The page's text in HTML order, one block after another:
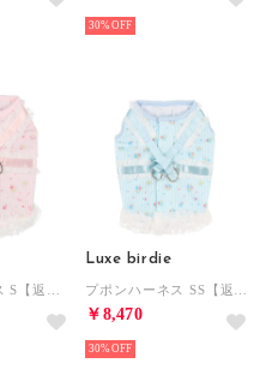
30%
プポンハーネス S【返品不可商品】 （ピンク）
Luxe birdie
プポンハーネス SS【返品不可商品】 （ブルー）
￥8,470
30%